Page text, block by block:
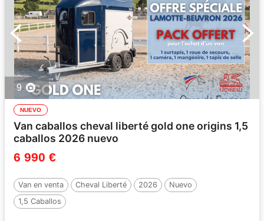
9
NUEVO
Van caballos cheval liberté gold one origins 1,5
caballos 2026 nuevo
6 990 €
Van en venta Cheval Liberté 2026
Nuevo
1,5 Caballos